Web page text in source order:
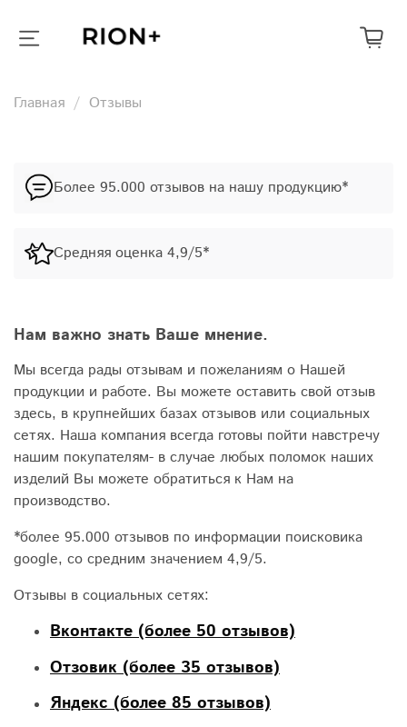
Главная Отзывы
Более 95.000 отзывов на нашу продукцию*
Средняя оценка 4,9/5*
Нам важно знать Ваше мнение.
Мы всегда рады отзывам и пожеланиям о Нашей
продукции и работе. Вы можете оставить свой отзыв
здесь, в крупнейших базах отзывов или социальных
сетях. Наша компания всегда готовы пойти навстречу
нашим покупателям- в случае любых поломок наших
изделий Вы можете обратиться к Нам на
производство.
*более 95.000 отзывов по информации поисковика
google, со средним значением 4,9/5.
Отзывы в социальных сетях:
Вконтакте (более 50 отзывов)
Отзовик (более 35 отзывов)
Яндекс (более 85 отзывов)